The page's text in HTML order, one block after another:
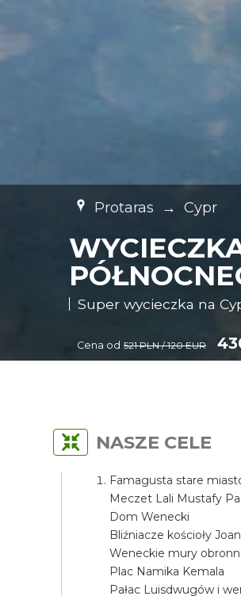
Protaras → Cypr
Super wycieczka na
Cena od 521 PLN / 120 EUR
NASZE CELE
Famagusta stare
Meczet Lali Mustafy
Dom Wenecki
Bliźniacze kościoły
Weneckie mury
Plac Namika Kemala
Pałac Luisdwugów i